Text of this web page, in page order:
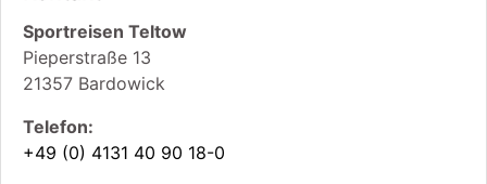
Sportreisen Teltow
Pieperstraße 13
21357 Bardowick
Telefon:
+49 (0) 4131 40 90 18-0